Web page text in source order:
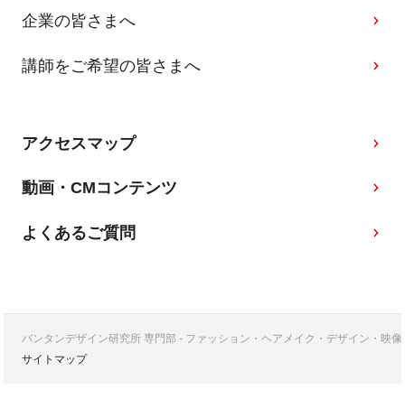
企業の皆さまへ
講師をご希望の皆さまへ
アクセスマップ
動画・CMコンテンツ
よくあるご質問
バンタンデザイン研究所 専門部 - ファッション・ヘアメイク・デザイン・映
サイトマップ